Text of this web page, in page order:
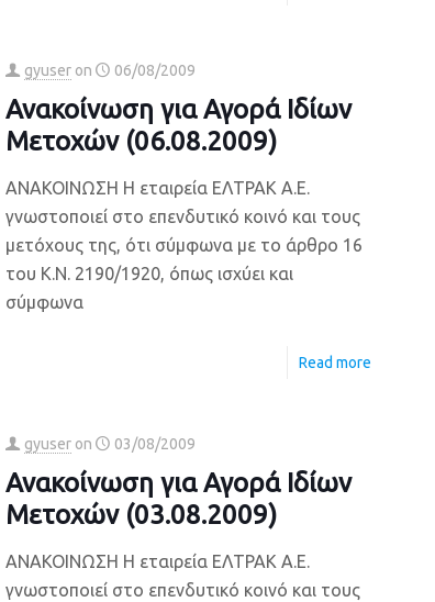
gyuser on 06/08/2009
Ανακοίνωση για Αγορά Ιδίων
Μετοχών (06.08.2009)
ΑΝΑΚΟΙΝΩΣΗ Η εταιρεία ΕΛΤΡΑΚ Α.Ε.
γνωστοποιεί στο επενδυτικό κοινό και τους
μετόχους της, ότι σύμφωνα με το άρθρο 16
του Κ.Ν. 2190/1920, όπως ισχύει και
σύμφωνα
Read more
gyuser on 03/08/2009
Ανακοίνωση για Αγορά Ιδίων
Μετοχών (03.08.2009)
ΑΝΑΚΟΙΝΩΣΗ Η εταιρεία ΕΛΤΡΑΚ Α.Ε.
γνωστοποιεί στο επενδυτικό κοινό και τους